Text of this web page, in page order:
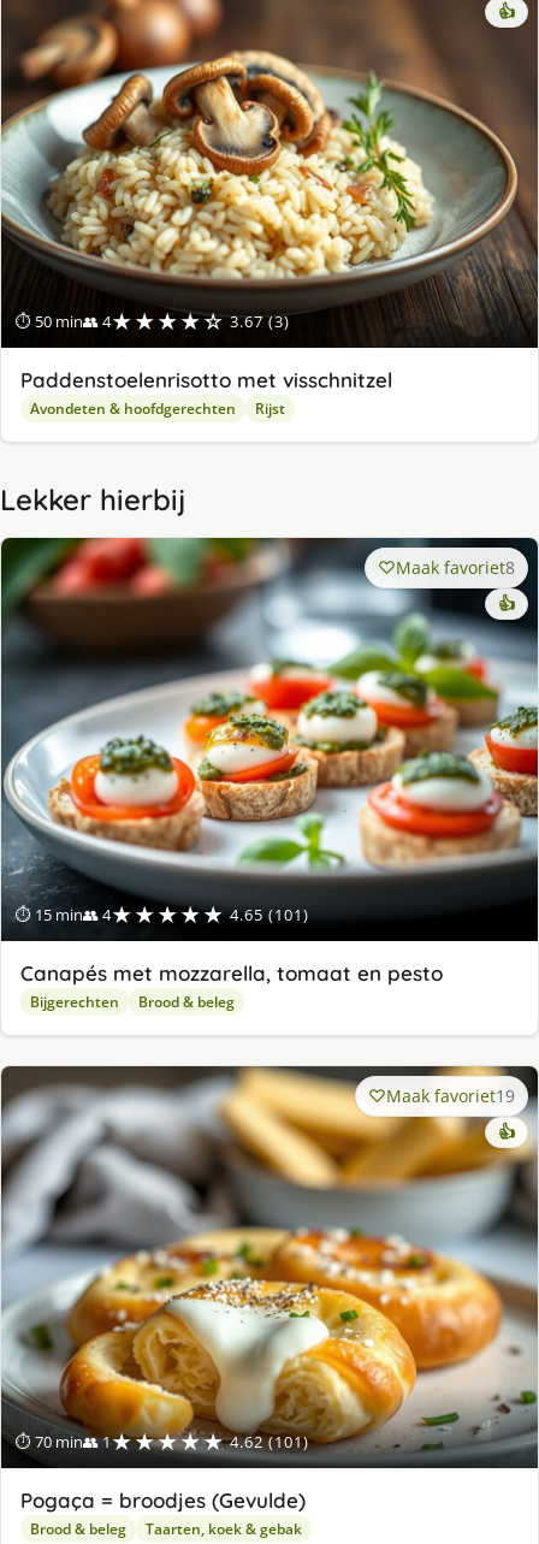
⏱ 50 min👥 4★★★★☆ 3.67 (3)
👍
Paddenstoelenrisotto met visschnitzel
Avondeten & hoofdgerechten Rijst
Lekker hierbij
⏱ 15 min👥 4★★★★★ 4.65 (101)
Maak favoriet8
👍
Canapés met mozzarella, tomaat en pesto
Bijgerechten Brood & beleg
⏱ 70 min👥 1★★★★★ 4.62 (101)
Maak favoriet19
👍
Pogaça = broodjes (Gevulde)
Brood & beleg Taarten, koek & gebak